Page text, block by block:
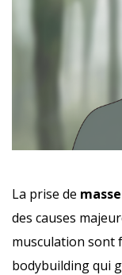
La prise de
des causes
musculation sont
bodybuilding qui